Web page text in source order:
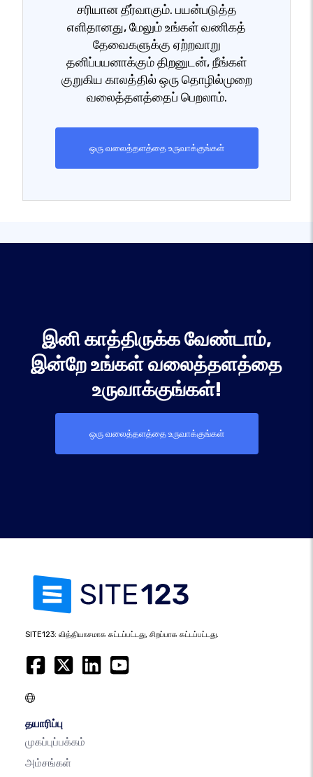
சரியான தீர்வாகும். பயன்படுத்த
எளிதானது, மேலும் உங்கள் வணிகத்
தேவைகளுக்கு ஏற்றவாறு
தனிப்பயனாக்கும் திறனுடன், நீங்கள்
குறுகிய காலத்தில் ஒரு தொழில்முறை
வலைத்தளத்தைப் பெறலாம்.
ஒரு வலைத்தளத்தை உருவாக்குங்கள்
இனி காத்திருக்க வேண்டாம்,
இன்றே உங்கள் வலைத்தளத்தை
உருவாக்குங்கள்!
ஒரு வலைத்தளத்தை உருவாக்குங்கள்
SITE123: வித்தியாசமாக கட்டப்பட்டது, சிறப்பாக கட்டப்பட்டது.
தயாரிப்பு
முகப்புப்பக்கம்
அம்சங்கள்